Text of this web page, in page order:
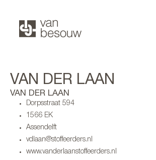
VAN DER LAAN
VAN DER LAAN
Dorpsstraat 594
1566 EK
Assendelft
vdlaan@stoffeerders.nl
www.vanderlaanstoffeerders.nl